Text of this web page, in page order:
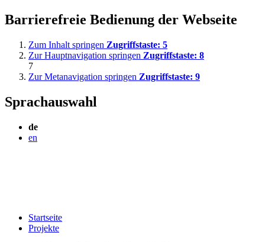
Barrierefreie Bedienung der Webseite
Zum Inhalt springen Zugriffstaste: 5
Zur Hauptnavigation springen Zugriffstaste: 8
7
Zur Metanavigation springen Zugriffstaste: 9
Sprachauswahl
de
en
Startseite
Projekte